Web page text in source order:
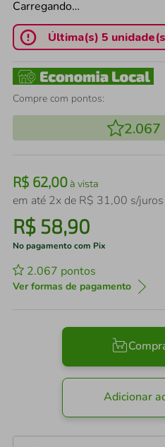
Carregando…
Última(s) 5
Compre com pontos:
2.067
R$ 62,00à vista
em até 2x de R$ 31,00 s/juros
R$ 58,90
No pagamento com Pix
2.067 pontos
Ver formas de pagamento
Adicionar